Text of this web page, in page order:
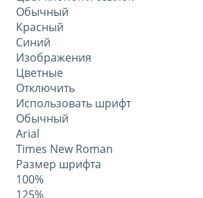
Обычный
Красный
Синий
Изображения
Цветные
Отключить
Использовать шрифт
Обычный
Arial
Times New Roman
Размер шрифта
100%
125%